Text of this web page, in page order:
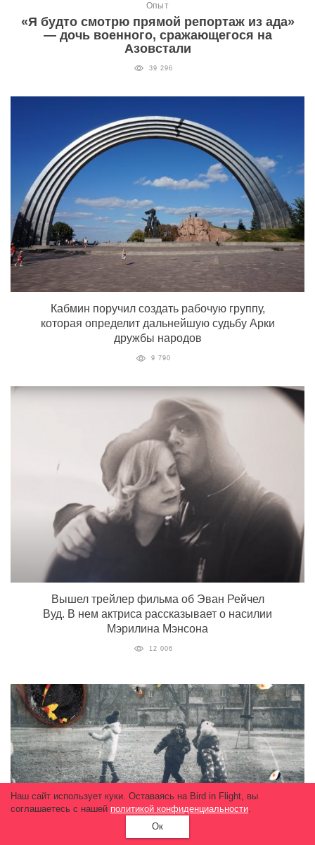
Опыт
«Я будто смотрю прямой репортаж из ада»
— дочь военного, сражающегося на
Азовстали
39 296
Кабмин поручил создать рабочую группу,
которая определит дальнейшую судьбу Арки
дружбы народов
9 790
Вышел трейлер фильма об Эван Рейчел
Вуд. В нем актриса рассказывает о насилии
Мэрилина Мэнсона
12 006
Фотопроект
Наш сайт использует куки. Оставаясь на Bird in Flight, вы
соглашаетесь с нашей политикой конфиденциальности.
Ок